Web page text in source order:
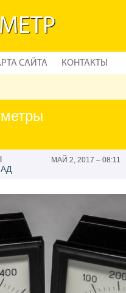
САЙТА КОНТАКТЫ
МАЙ 2, 2017 – 08:11